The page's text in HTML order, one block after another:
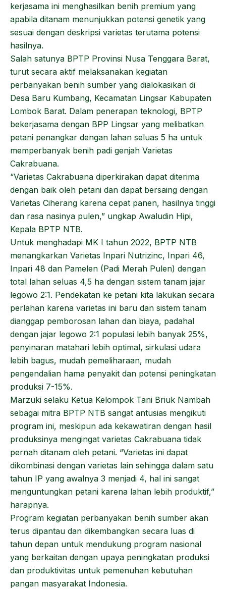
kerjasama ini menghasilkan benih premium yang
apabila ditanam menunjukkan potensi genetik yang
sesuai dengan deskripsi varietas terutama potensi
hasilnya.
Salah satunya BPTP Provinsi Nusa Tenggara Barat,
turut secara aktif melaksanakan kegiatan
perbanyakan benih sumber yang dialokasikan di
Desa Baru Kumbang, Kecamatan Lingsar Kabupaten
Lombok Barat. Dalam penerapan teknologi, BPTP
bekerjasama dengan BPP Lingsar yang melibatkan
petani penangkar dengan lahan seluas 5 ha untuk
memperbanyak benih padi genjah Varietas
Cakrabuana.
“Varietas Cakrabuana diperkirakan dapat diterima
dengan baik oleh petani dan dapat bersaing dengan
Varietas Ciherang karena cepat panen, hasilnya tinggi
dan rasa nasinya pulen,” ungkap Awaludin Hipi,
Kepala BPTP NTB.
Untuk menghadapi MK I tahun 2022, BPTP NTB
menangkarkan Varietas Inpari Nutrizinc, Inpari 46,
Inpari 48 dan Pamelen (Padi Merah Pulen) dengan
total lahan seluas 4,5 ha dengan sistem tanam jajar
legowo 2:1. Pendekatan ke petani kita lakukan secara
perlahan karena varietas ini baru dan sistem tanam
dianggap pemborosan lahan dan biaya, padahal
dengan jajar legowo 2:1 populasi lebih banyak 25%,
penyinaran matahari lebih optimal, sirkulasi udara
lebih bagus, mudah pemeliharaan, mudah
pengendalian hama penyakit dan potensi peningkatan
produksi 7-15%.
Marzuki selaku Ketua Kelompok Tani Briuk Nambah
sebagai mitra BPTP NTB sangat antusias mengikuti
program ini, meskipun ada kekawatiran dengan hasil
produksinya mengingat varietas Cakrabuana tidak
pernah ditanam oleh petani. “Varietas ini dapat
dikombinasi dengan varietas lain sehingga dalam satu
tahun IP yang awalnya 3 menjadi 4, hal ini sangat
menguntungkan petani karena lahan lebih produktif,”
harapnya.
Program kegiatan perbanyakan benih sumber akan
terus dipantau dan dikembangkan secara luas di
tahun depan untuk mendukung program nasional
yang berkaitan dengan upaya peningkatan produksi
dan produktivitas untuk pemenuhan kebutuhan
pangan masyarakat Indonesia.